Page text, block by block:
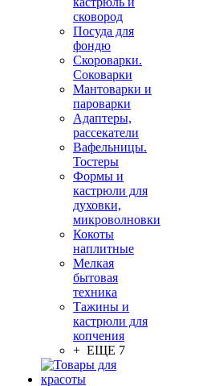
сковород
Посуда для
фондю
Скороварки.
Соковарки
Мантоварки и
пароварки
Адаптеры,
рассекатели
Вафельницы.
Тостеры
Формы и
кастрюли для
духовки,
микроволновки
Кокоты
наплитные
Мелкая
бытовая
техника
Тажины и
кастрюли для
копчения
+ ЕЩЕ 7